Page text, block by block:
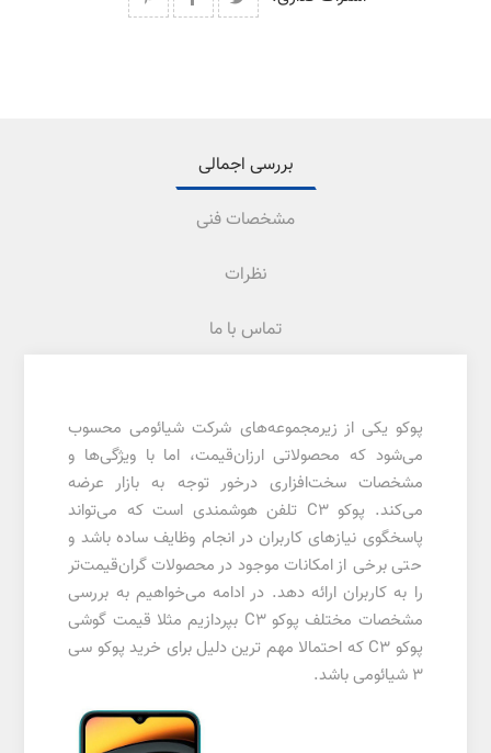
بررسی اجمالی
مشخصات فنی
نظرات
تماس با ما
پوکو یکی از زیرمجموعه‌های شرکت شیائومی محسوب
می‌شود که محصولاتی ارزان‌قیمت، اما با ویژگی‌ها و
مشخصات سخت‌افزاری درخور توجه به بازار عرضه
می‌کند. پوکو C3 تلفن هوشمندی است که می‌تواند
پاسخگوی نیازهای کاربران در انجام وظایف ساده باشد و
حتی برخی از امکانات موجود در محصولات گران‌قیمت‌تر
را به کاربران ارائه دهد. در ادامه می‌خواهیم به بررسی
مشخصات مختلف پوکو C3 بپردازیم مثلا قیمت گوشی
پوکو C3 که احتمالا مهم ترین دلیل برای خرید پوکو سی
3 شیائومی باشد.